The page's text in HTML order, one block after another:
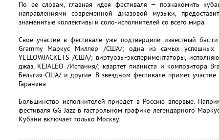
По ее словам, главная идея фестиваля — познакомить
направлениями современной джазовой музыки,
знаменитые коллективы и соло-исполнителей со всего мира.
Свое участие в фестивале уже подтвердили известный бас-
Grammy Маркус Миллер /США/; одна из самых успешных
YELLOWJACKETS /США/; виртуозы-экспериментаторы,
джаз, KEJALEO /Испания/; квартет пианиста и композитора
Бельгия-США/ и другие. В звездном фестивале примет
Гараняна.
Большинство исполнителей приедет в Россию впервые.
фестиваля GG Jazz в гастрольном графике легендарного
Кубани включает только Москву.